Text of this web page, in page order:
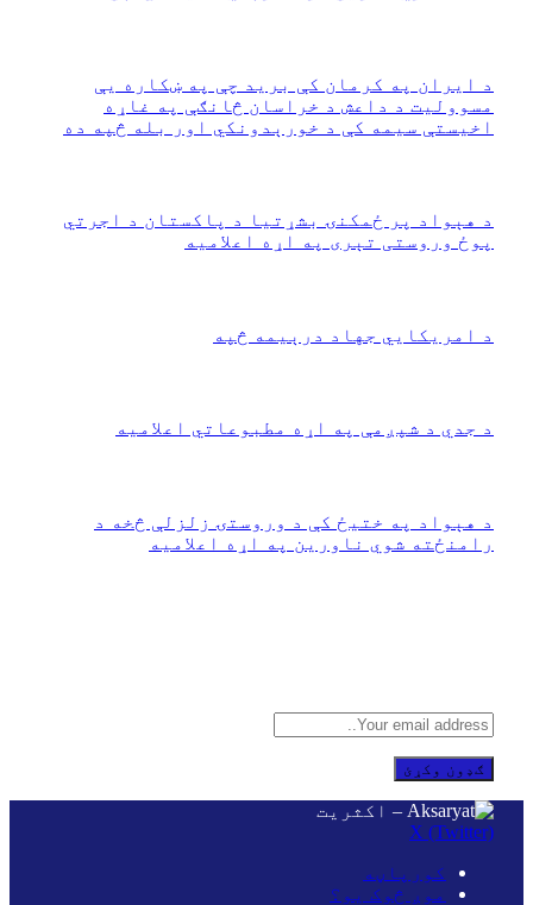
د ايران په کرمان کې بريد چې په ښکاره يې
مسووليت د داعش د خراسان څانګې په غاړه
اخيستې سیمه کې د خورېدونکي اور بله څپه ده
‏د هېواد پر ځمکنۍ بشړتیا د پاکستان د اجرتي
پوځ وروستی تېری په اړه اعلامیه
‏د امریکايي جهاد درېیمه څپه
د جدي د شپږمې په اړه مطبوعاتي اعلامیه
‏د هېواد په ختیځ کې د وروستۍ زلزلې څخه د
رامنځته شوي ناورین په اړه اعلامیه
X (Twitter)
کورپاڼه
موږ څوک یو؟